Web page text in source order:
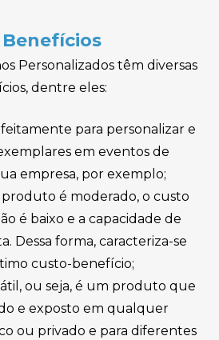
Personalizados têm diversas
dentre eles:
para personalizar e
em eventos de
empresa, por exemplo;
é moderado, o custo
é baixo e a capacidade de
Dessa forma, caracteriza-se
custo-benefício;
ou seja, é um produto que
e exposto em qualquer
ou privado e para diferentes